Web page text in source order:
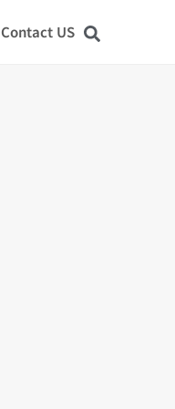
Contact US